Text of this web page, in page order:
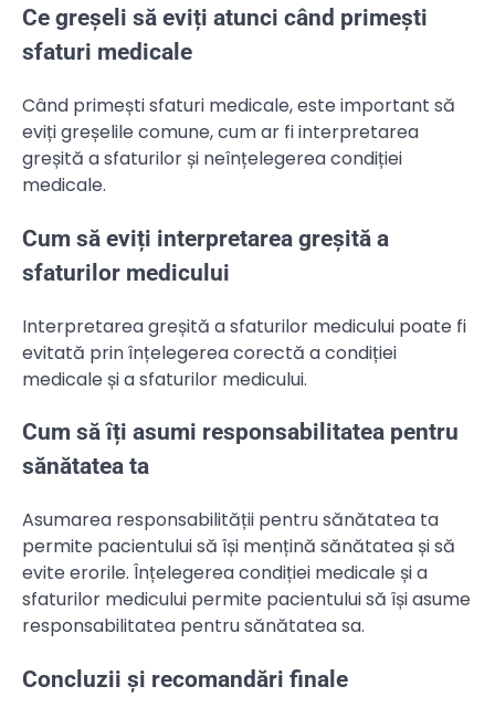
Ce greșeli să eviți atunci când primești
sfaturi medicale
Când primești sfaturi medicale, este important să
eviți greșelile comune, cum ar fi interpretarea
greșită a sfaturilor și neînțelegerea condiției
medicale.
Cum să eviți interpretarea greșită a
sfaturilor medicului
Interpretarea greșită a sfaturilor medicului poate fi
evitată prin înțelegerea corectă a condiției
medicale și a sfaturilor medicului.
Cum să îți asumi responsabilitatea pentru
sănătatea ta
Asumarea responsabilității pentru sănătatea ta
permite pacientului să își mențină sănătatea și să
evite erorile. Înțelegerea condiției medicale și a
sfaturilor medicului permite pacientului să își asume
responsabilitatea pentru sănătatea sa.
Concluzii și recomandări finale